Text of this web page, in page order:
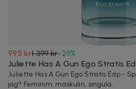
995 kr1 399 kr-29%
Juliette Has A Gun Ego Stratis
Juliette Has A Gun Ego Stratis Edp -
jag? Feminim, maskulin, singula...